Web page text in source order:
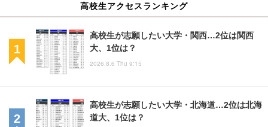
高校生アクセスランキング
高校生が志願したい大学・関西…2位は関西
大、1位は？
2026.8.6 Thu 9:15
高校生が志願したい大学・北海道…2位は北海
道大、1位は？